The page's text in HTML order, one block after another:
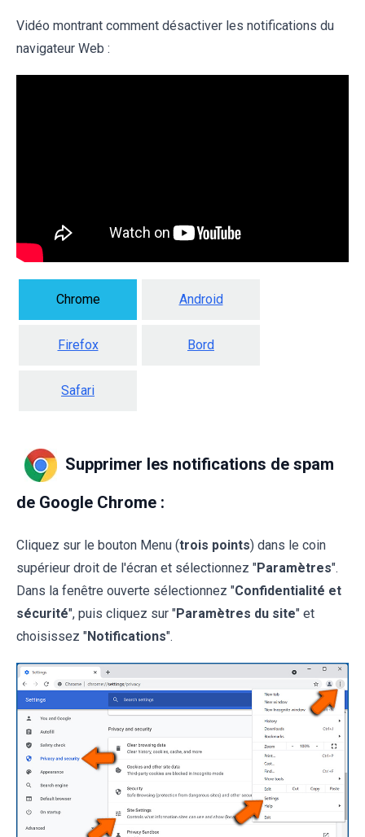
Vidéo montrant comment désactiver les notifications du
navigateur Web :
Chrome Android
Firefox Bord
Safari
Supprimer les notifications de spam
de Google Chrome :
Cliquez sur le bouton Menu (trois points) dans le coin
supérieur droit de l'écran et sélectionnez "Paramètres".
Dans la fenêtre ouverte sélectionnez "Confidentialité et
sécurité", puis cliquez sur "Paramètres du site" et
choisissez "Notifications".